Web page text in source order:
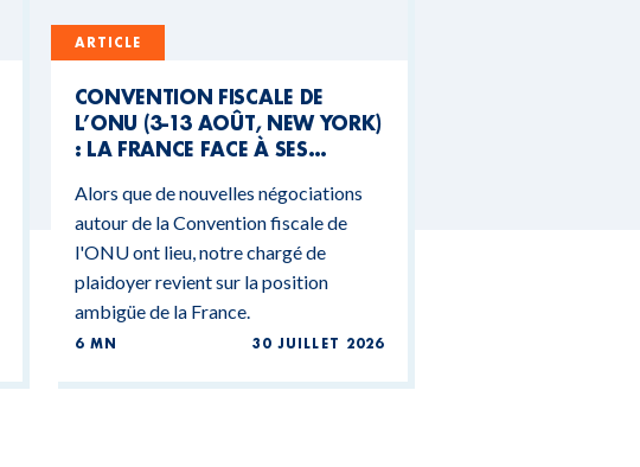
ARTICLE
CONVENTION FISCALE DE
L’ONU (3-13 AOÛT, NEW YORK)
: LA FRANCE FACE À SES
BUDGÉTAIRES
Alors que de nouvelles négociations
autour de la Convention fiscale de
l'ONU ont lieu, notre chargé de
plaidoyer revient sur la position
ambigüe de la France.
6 MN 30 JUILLET 2026